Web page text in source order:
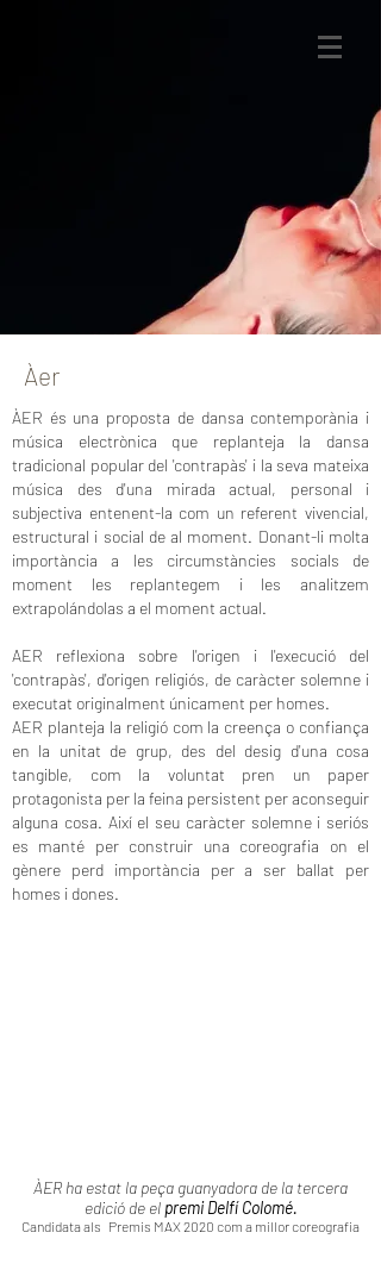
Àer
ÀER és una proposta de dansa contemporània i
música electrònica que replanteja la dansa
tradicional popular del 'contrapàs' i la seva mateixa
música des d'una mirada actual, personal i
subjectiva entenent-la com un referent vivencial,
estructural i social de al moment. Donant-li molta
importància a les circumstàncies socials de
moment les replantegem i les analitzem
extrapolándolas a el moment actual.
AER reflexiona sobre l'origen i l'execució del
'contrapàs', d'origen religiós, de caràcter solemne i
executat originalment únicament per homes.
AER planteja la religió com la creença o confiança
en la unitat de grup, des del desig d'una cosa
tangible, com la voluntat pren un paper
protagonista per la feina persistent per aconseguir
alguna cosa. Així el seu caràcter solemne i seriós
es manté per construir una coreografia on el
gènere perd importància per a ser ballat per
homes i dones.
ÀER ha estat la peça guanyadora de la tercera
edició de el premi Delfí Colomé.
Candidata als Premis MAX 2020 com a millor coreografia